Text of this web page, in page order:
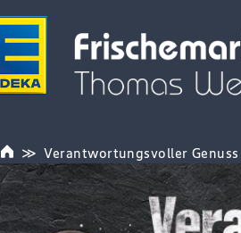
Verantwortungsvoller